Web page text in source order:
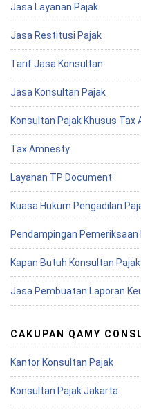
Jasa Layanan Pajak
Jasa Restitusi Pajak
Tarif Jasa Konsultan
Jasa Konsultan Pajak
Konsultan Pajak Khusus Tax
Tax Amnesty
Layanan TP Document
Kuasa Hukum Pengadilan
Pendampingan Pemeriksaan
Kapan Butuh Konsultan
Jasa Pembuatan Laporan
CAKUPAN QAMY
Kantor Konsultan Pajak
Konsultan Pajak Jakarta